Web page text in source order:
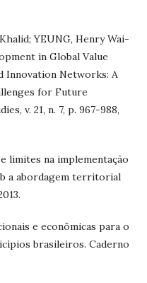
YEUNG, Henry Wai-
in Global Value
Innovation Networks: A
for Future
v. 21, n. 7, p. 967-988,
e limites na implementação
a abordagem territorial
e econômicas para o
brasileiros. Caderno